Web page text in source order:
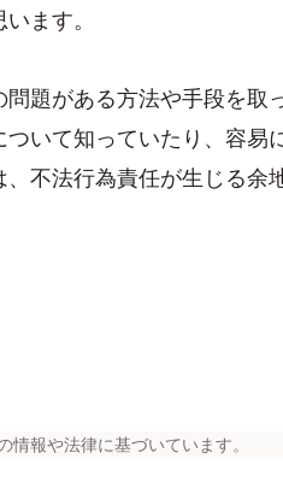
ます。
題がある方法や手段を取
いて知っていたり、容易
不法行為責任が生じる余
情報や法律に基づいています。